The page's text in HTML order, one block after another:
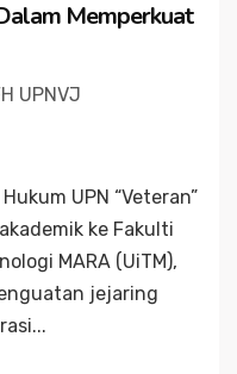
Memperkuat
UPNVJ
UPN “Veteran”
ke Fakulti
MARA (UiTM),
jejaring